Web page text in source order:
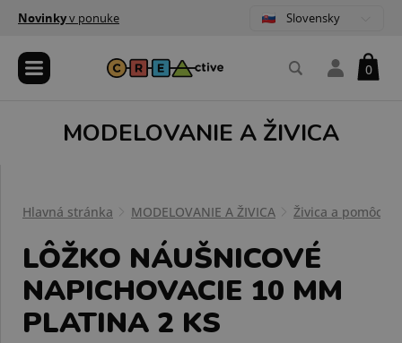
Novinkyv ponuke Slovensky
0
MODELOVANIE A ŽIVICA
Hlavná stránka MODELOVANIE A ŽIVICA Živica a pomôcky
LÔŽKO NÁUŠNICOVÉ
NAPICHOVACIE 10 MM
PLATINA 2 KS